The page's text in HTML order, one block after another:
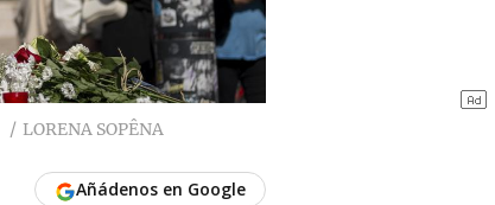
LORENA SOPÊNA
Añádenos en Google